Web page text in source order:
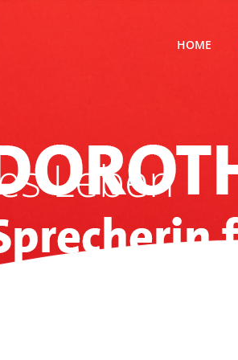
HOME
Leben